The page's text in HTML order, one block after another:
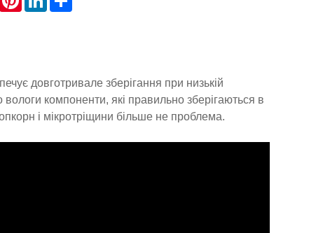
довготривале зберігання при низькій
компоненти, які правильно зберігаються в
і мікротріщини більше не проблема.